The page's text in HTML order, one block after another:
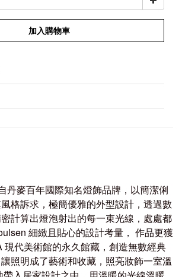
加入購物車
丹麥百年國際知名燈飾品牌，以簡潔俐
格訴求，極簡優雅的外型設計，透過數
計算出燈泡射出的每一束光線，處處都
細緻且貼心的設計考量， 作品更獲
現代美術館的永久館藏，創造無數經典
照明成了藝術和收藏，照亮妝飾一室溫